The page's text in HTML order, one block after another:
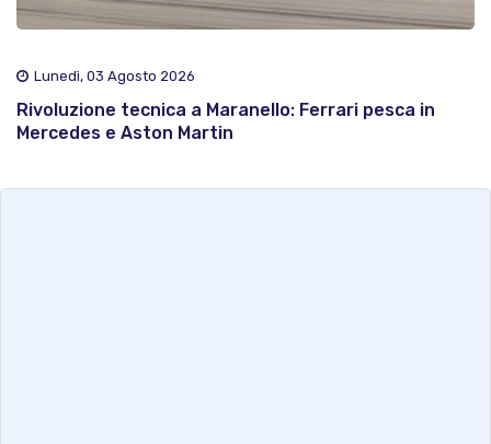
Lunedì, 03 Agosto 2026
Rivoluzione tecnica a Maranello: Ferrari pesca in
Mercedes e Aston Martin